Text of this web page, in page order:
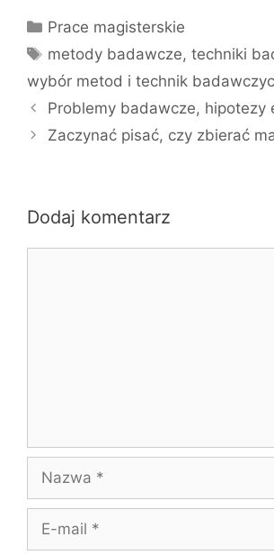
Kategorie
Prace magisterskie
Tagi
metody badawcze,techniki
wybór metod i technik
Problemy badawcze, hipotezy
Zaczynać pisać, czy zbierać
Dodaj komentarz
mail